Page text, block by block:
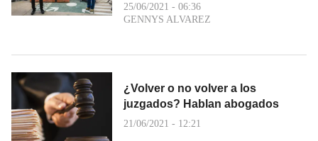
25/06/2021 - 06:36
GENNYS ALVAREZ
¿Volver o no volver a los
juzgados? Hablan abogados
21/06/2021 - 12:21